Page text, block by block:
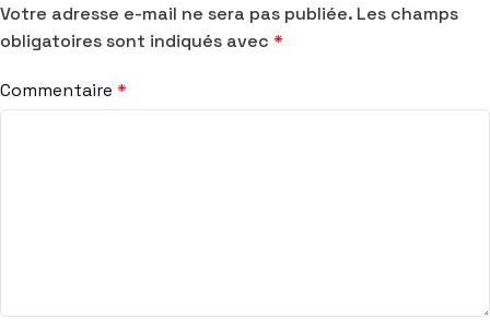
Votre adresse e-mail ne sera pas publiée. Les champs
obligatoires sont indiqués avec *
Commentaire *